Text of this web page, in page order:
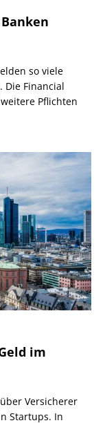
so viele
Die Financial
Pflichten
im
Versicherer
Startups. In